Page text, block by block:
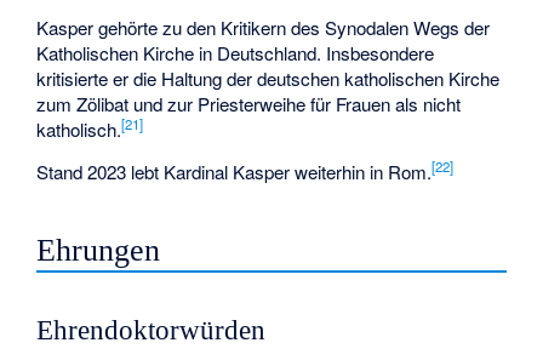
Kasper gehörte zu den Kritikern des Synodalen Wegs der
Katholischen Kirche in Deutschland. Insbesondere
kritisierte er die Haltung der deutschen katholischen Kirche
zum Zölibat und zur Priesterweihe für Frauen als nicht
katholisch.[21]
Stand 2023 lebt Kardinal Kasper weiterhin in Rom.[22]
Ehrungen
Ehrendoktorwürden